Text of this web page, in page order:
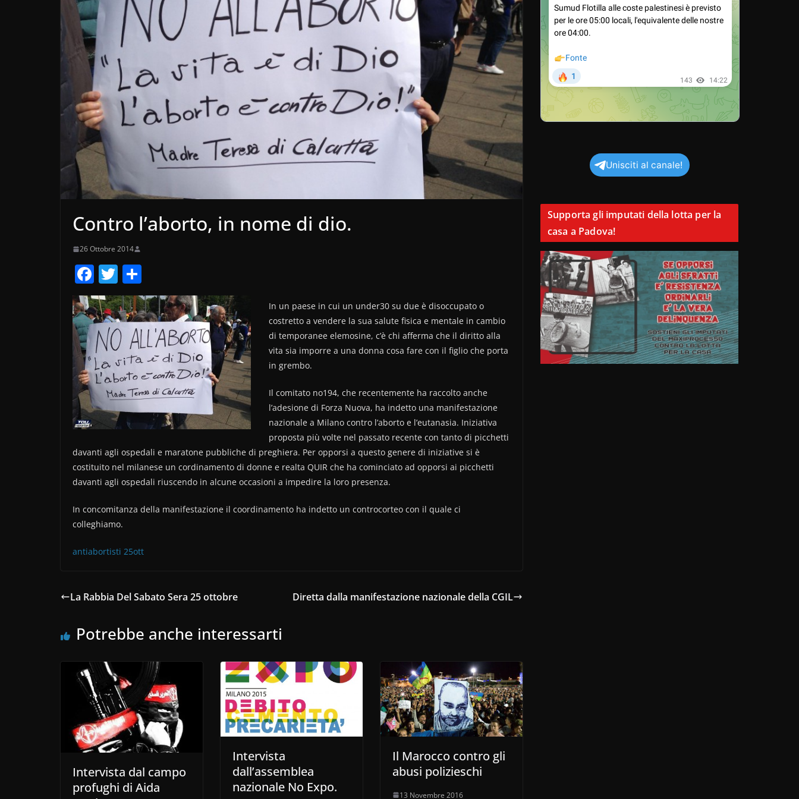
Contro l’aborto, in nome di dio.
26 Ottobre 2014
F
a
c
e
b
o
o
k
T
w
itt
er
o
n
di
vi
di
In un paese in cui un under30 su due è disoccupato o
costretto a vendere la sua salute fisica e mentale in cambio
di temporanee elemosine, c’è chi afferma che il diritto alla
vita sia imporre a una donna cosa fare con il figlio che porta
in grembo.
Il comitato no194, che recentemente ha raccolto anche
l’adesione di Forza Nuova, ha indetto una manifestazione
nazionale a Milano contro l’aborto e l’eutanasia. Iniziativa
proposta più volte nel passato recente con tanto di picchetti
davanti agli ospedali e maratone pubbliche di preghiera. Per opporsi a questo genere di iniziative si è
costituito nel milanese un cordinamento di donne e realta QUIR che ha cominciato ad opporsi ai picchetti
davanti agli ospedali riuscendo in alcune occasioni a impedire la loro presenza.
In concomitanza della manifestazione il coordinamento ha indetto un controcorteo con il quale ci
colleghiamo.
antiabortisti 25ott
La Rabbia Del Sabato Sera 25 ottobre Diretta dalla manifestazione nazionale della CGIL
Potrebbe anche interessarti
Intervista dal campo
profughi di Aida
Intervista
dall’assemblea
nazionale No Expo.
Il Marocco contro gli
abusi polizieschi
13 Novembre 2016
Unisciti al canale!
Supporta gli imputati della lotta per la
casa a Padova!